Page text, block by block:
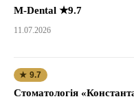
M-Dental ★9.7
11.07.2026
★ 9.7
Стоматологія